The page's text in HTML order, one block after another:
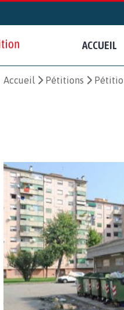
ACCUEIL
Accueil Pétitions